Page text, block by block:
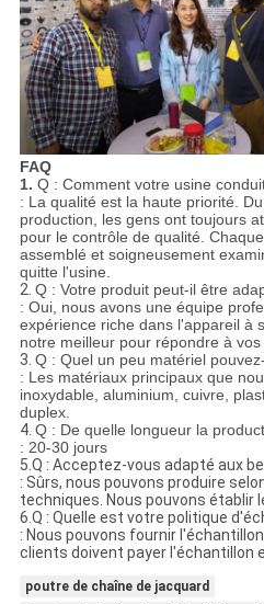
FAQ
1. Q : Comment votre usine
: La qualité est la haute priorité.
production, les gens ont toujours
pour le contrôle de qualité.
assemblé et soigneusement
quitte l'usine.
2. Q : Votre produit peut-il être
: Oui, nous avons une équipe
expérience riche dans l'appareil à
notre meilleur pour répondre à vos
3. Q : Quel un peu matériel
: Les matériaux principaux que
inoxydable, aluminium, cuivre,
duplex.
4. Q : De quelle longueur la
: 20-30 jours
5.Q : Acceptez-vous adapté aux
: Sûrs, nous pouvons produire
techniques. Nous pouvons établir
6.Q : Quelle est votre politique
: Nous pouvons fournir
clients doivent payer l'échantillon
poutre de chaîne de jacquard